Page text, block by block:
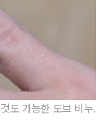
도 가능한 도브 비누.